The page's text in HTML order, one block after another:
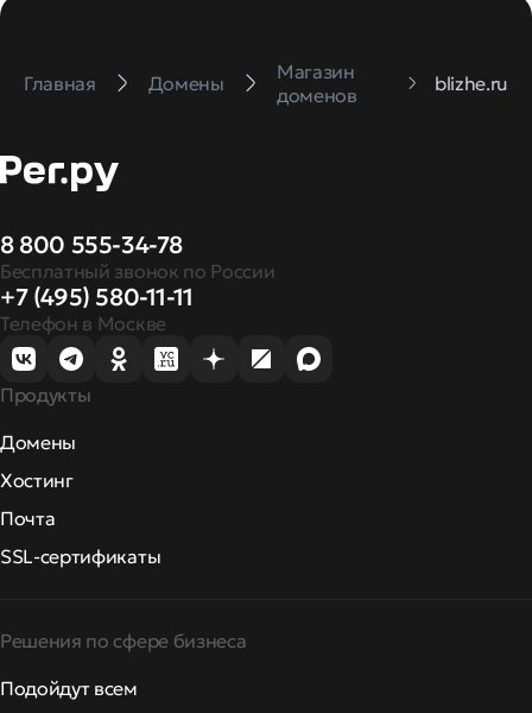
Главная Домены
Магазин
доменов
blizhe.ru
8 800 555-34-78
Бесплатный звонок по России
+7 (495) 580-11-11
Телефон в Москве
Продукты
Домены
Хостинг
Почта
SSL-сертификаты
Решения по сфере бизнеса
Подойдут всем